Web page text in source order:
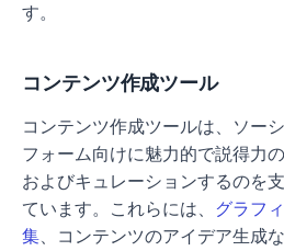
す。
コンテンツ作成ツール
コンテンツ作成ツールは、ソー
フォーム向けに魅力的で説得力
およびキュレーションするのを
ています。これらには、 グラフ
集、コンテンツのアイデア生成